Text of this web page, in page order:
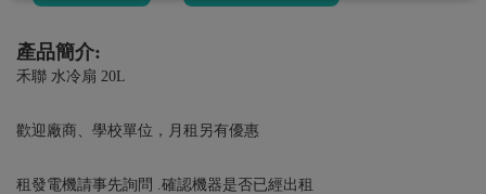
產品簡介:
禾聯 水冷扇 20L
歡迎廠商、學校單位，月租另有優惠
租發電機請事先詢問 .確認機器是否已經出租